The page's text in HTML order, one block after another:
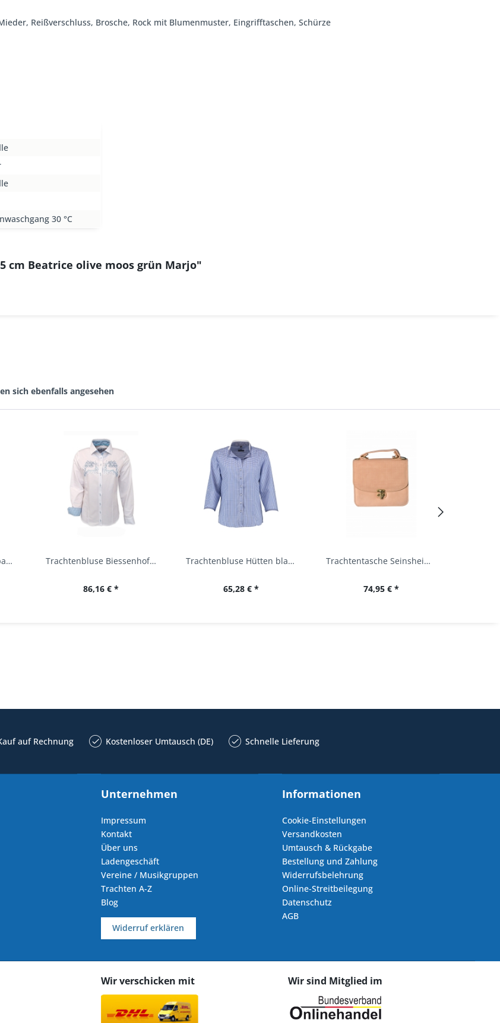
Reißverschluss, Brosche, Rock mit Blumenmuster, Eingrifftaschen, Schürze
30 °C
cm Beatrice olive moos grün Marjo"
sich ebenfalls angesehen
Baby Trachtenbody Habach weiß/pink Isar Trachten Trachtenbluse Biessenhofen weiß Langarm OS...
86,16 € *
Trachtenbluse Hütten blau 7/8 Arm OS Trachten
65,28 € *
Trachtentasche Seinsheim lachs rosa Werner...
74,95 € *
auf Rechnung Kostenloser Umtausch (DE) Schnelle Lieferung
Unternehmen
Impressum
Kontakt
Über uns
Ladengeschäft
Vereine / Musikgruppen
Trachten A-Z
Blog
Widerruf erklären
Informationen
Cookie-Einstellungen
Versandkosten
Umtausch & Rückgabe
Bestellung und Zahlung
Widerrufsbelehrung
Online-Streitbeilegung
Datenschutz
AGB
Wir verschicken mit Wir sind Mitglied im